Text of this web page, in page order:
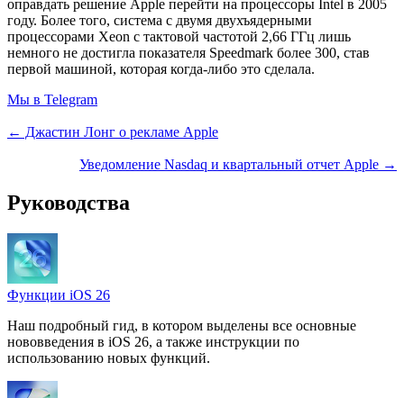
оправдать решение Apple перейти на процессоры Intel в 2005
году. Более того, система с двумя двухъядерными
процессорами Xeon с тактовой частотой 2,66 ГГц лишь
немного не достигла показателя Speedmark более 300, став
первой машиной, которая когда-либо это сделала.
Мы в Telegram
← Джастин Лонг о рекламе Apple
Уведомление Nasdaq и квартальный отчет Apple →
Руководства
Функции iOS 26
Наш подробный гид, в котором выделены все основные
нововведения в iOS 26, а также инструкции по
использованию новых функций.